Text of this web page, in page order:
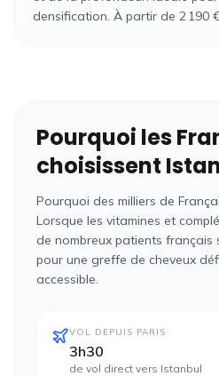
densification. À partir de 2 190
Pourquoi les
choisissent
Pourquoi des milliers de
Lorsque les vitamines et
de nombreux patients français
pour une greffe de cheveux
accessible.
VOL DEPUIS PARIS
3h30
de vol direct vers Istanbul